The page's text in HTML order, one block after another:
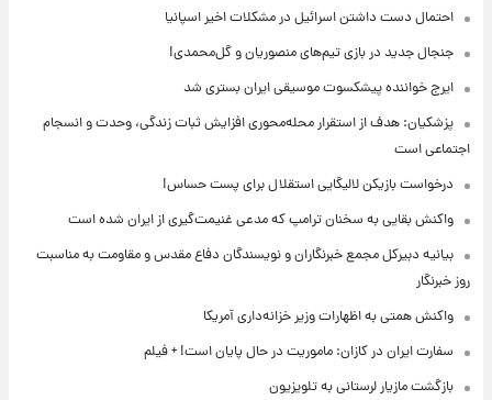
احتمال دست داشتن اسرائیل در مشکلات اخیر اسپانیا
جنجال جدید در بازی تیم‌های منصوریان و گل‌محمدی!
ایرج خواننده پیشکسوت موسیقی ایران بستری شد
پزشکیان: هدف از استقرار محله‌محوری افزایش ثبات زندگی، وحدت و انسجام
اجتماعی است
درخواست بازیکن لالیگایی استقلال برای پست حساس!
واکنش بقایی به سخنان ترامپ که مدعی غنیمت‌گیری از ایران شده است
بیانیه دبیرکل مجمع خبرنگاران و نویسندگان دفاع مقدس و مقاومت به مناسبت
روز خبرنگار
واکنش همتی به اظهارات وزیر خزانه‌داری آمریکا
سفارت ایران در کازان: ماموریت در حال پایان است! + فیلم
بازگشت مازیار لرستانی به تلویزیون